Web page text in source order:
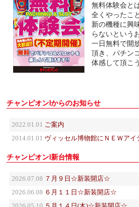
無料体験会と
全くやったこ
新の機種に興
らないという
一日無料で開
頂き、パチン
体感して頂こ
チャンピオンⅠからのお知らせ
2022.01.01 ご案内
2014.01.01 ヴィッセル博物館にＮＥＷアイ
チャンピオンⅠ新台情報
2026.07.08 ７月９日☆新装開店☆
2026.06.08 ６月１１日☆新装開店☆